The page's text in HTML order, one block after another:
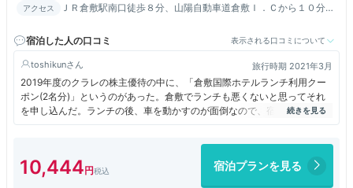
アクセス
ＪＲ倉敷駅南口徒歩８分、山陽自動車道倉敷Ｉ．Ｃから１０分。
宿泊した人の口コミ
表示される口コミについて
toshikun 旅行時期 2021年3月
2019年度のクラレの株主優待の中に、「倉敷国際ホテルランチ利用クー
ポン(2名分)」というのがあった。倉敷でランチも悪くないと思ってそれ
を申し込んだ。ランチの後、車を動かすのが面倒なので、宿も倉敷国際ホ
テルにした。宿泊者は午後1時から駐車できる。ランチの分も合わせて12
場となっていて屋内だが、歴史あるのか狭めの区画だった。最初、運転席
側が壁の場所で降りるのに苦労していたら、真ん中の区画に変更してくれ
10,444 宿泊プランを見る